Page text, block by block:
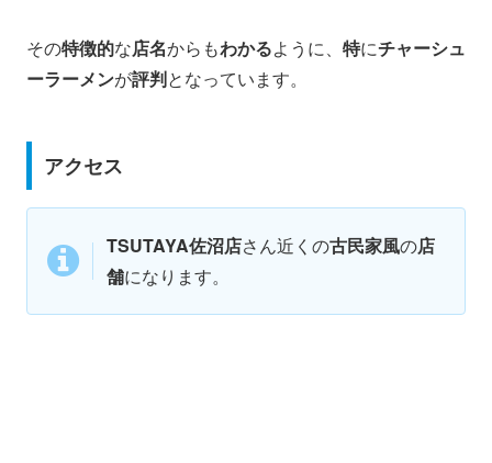
その特徴的な店名からもわかるように、 特にチャーシュ
ーラーメンが評判となっています。
アクセス
TSUTAYA佐沼店さん近くの古民家風の店
舗になります。